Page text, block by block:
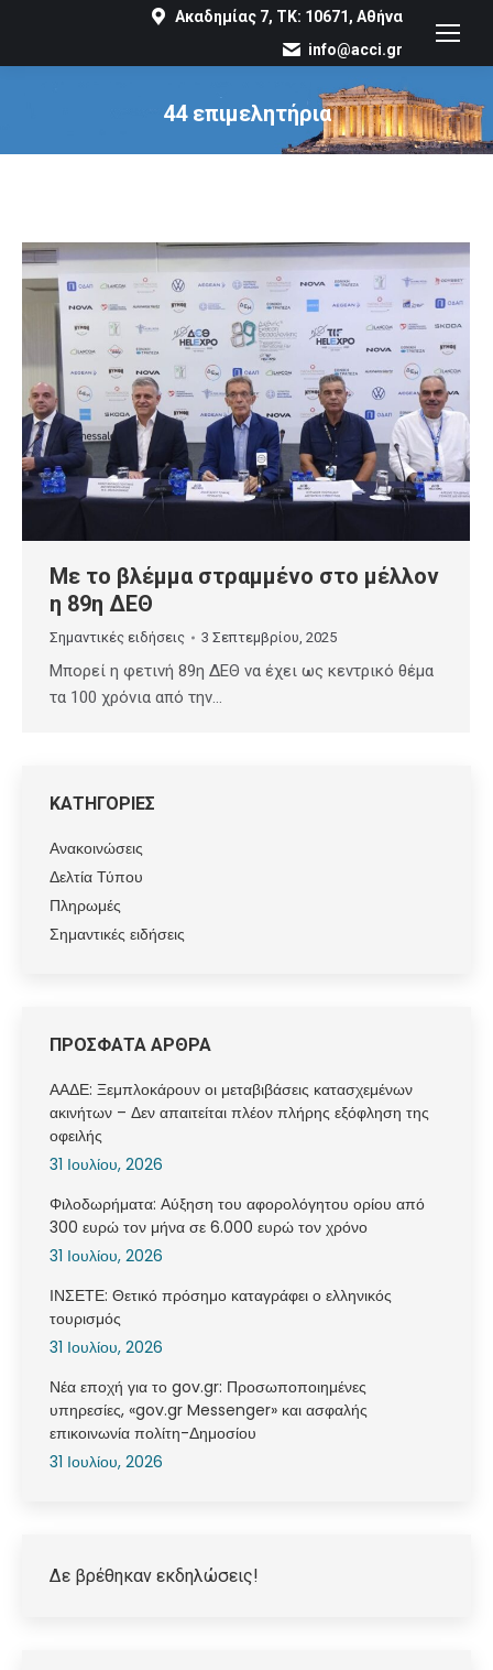
Ακαδημίας 7, ΤΚ: 10671, Αθήνα
info@acci.gr
44 επιμελητήρια
You are here:
Με το βλέμμα στραμμένο στο μέλλον
η 89η ΔΕΘ
Σημαντικές ειδήσεις 3 Σεπτεμβρίου, 2025
Μπορεί η φετινή 89η ΔΕΘ να έχει ως κεντρικό θέμα
τα 100 χρόνια από την…
ΚΑΤΗΓΟΡΙΕΣ
Ανακοινώσεις
Δελτία Τύπου
Πληρωμές
Σημαντικές ειδήσεις
ΠΡΟΣΦΑΤΑ ΑΡΘΡΑ
ΑΑΔΕ: Ξεμπλοκάρουν οι μεταβιβάσεις κατασχεμένων
ακινήτων – Δεν απαιτείται πλέον πλήρης εξόφληση της
οφειλής
31 Ιουλίου, 2026
Φιλοδωρήματα: Αύξηση του αφορολόγητου ορίου από
300 ευρώ τον μήνα σε 6.000 ευρώ τον χρόνο
31 Ιουλίου, 2026
ΙΝΣΕΤΕ: Θετικό πρόσημο καταγράφει ο ελληνικός
τουρισμός
31 Ιουλίου, 2026
Νέα εποχή για το gov.gr: Προσωποποιημένες
υπηρεσίες, «gov.gr Messenger» και ασφαλής
επικοινωνία πολίτη-Δημοσίου
31 Ιουλίου, 2026
Δε βρέθηκαν εκδηλώσεις!